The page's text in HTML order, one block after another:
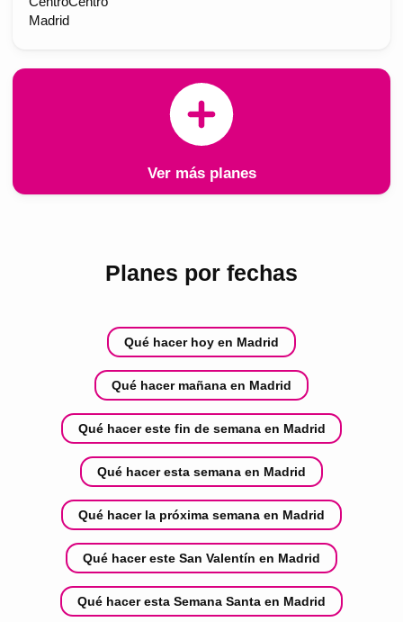
Madrid
Ver más planes
Planes por fechas
Qué hacer hoy en Madrid
Qué hacer mañana en Madrid
Qué hacer este fin de semana en Madrid
Qué hacer esta semana en Madrid
Qué hacer la próxima semana en Madrid
Qué hacer este San Valentín en Madrid
Qué hacer esta Semana Santa en Madrid